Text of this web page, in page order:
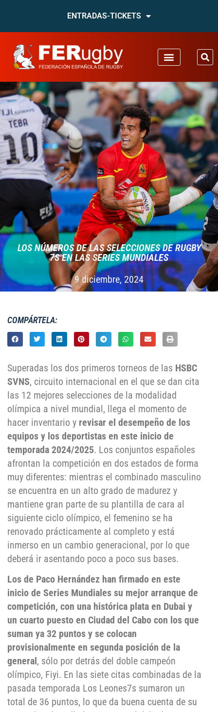
ENTRADAS-TICKETS
LOS NÚMEROS DE LAS SELECCIONES DE RUGBY
7S EN LAS SERIES MUNDIALES
9 diciembre, 2024
COMPÁRTELA:
Superadas los dos primeros torneos de las HSBC
SVNS, circuito internacional en el que se dan cita
las 12 mejores selecciones de la modalidad
olímpica a nivel mundial, llega el momento de
hacer inventario y revisar el desempeño de los
equipos y los deportistas en este inicio de
temporada 2024/2025. Los conjuntos españoles
afrontan la competición en dos estados de forma
muy diferentes: mientras el combinado masculino
se encuentra en un alto grado de madurez y
mantiene gran parte de su plantilla de cara al
siguiente ciclo olímpico, el femenino se ha
renovado prácticamente al completo y está
inmerso en un cambio generacional, por lo que
deberá ir asentando poco a poco sus bases.
Los de Paco Hernández han firmado en este
inicio de Series Mundiales su mejor arranque de
competición, con una histórica plata en Dubai y
un cuarto puesto en Ciudad del Cabo con los que
suman ya 32 puntos y se colocan
provisionalmente en segunda posición de la
general , sólo por detrás del doble campeón
olímpico, Fiyi. En las siete citas combinadas de la
pasada temporada Los Leones7s sumaron un
total de 36 puntos, lo que da buena cuenta de su